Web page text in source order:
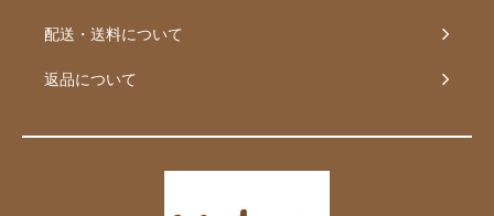
配送・送料について
返品について